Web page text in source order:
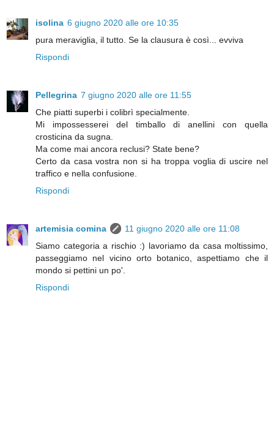
isolina 6 giugno 2020 alle ore 10:35
pura meraviglia, il tutto. Se la clausura è così... evviva
Rispondi
Pellegrina 7 giugno 2020 alle ore 11:55
Che piatti superbi i colibrì specialmente.
Mi impossesserei del timballo di anellini con quella
crosticina da sugna.
Ma come mai ancora reclusi? State bene?
Certo da casa vostra non si ha troppa voglia di uscire nel
traffico e nella confusione.
Rispondi
artemisia comina
11 giugno 2020 alle ore 11:08
Siamo categoria a rischio :) lavoriamo da casa moltissimo,
passeggiamo nel vicino orto botanico, aspettiamo che il
mondo si pettini un po'.
Rispondi